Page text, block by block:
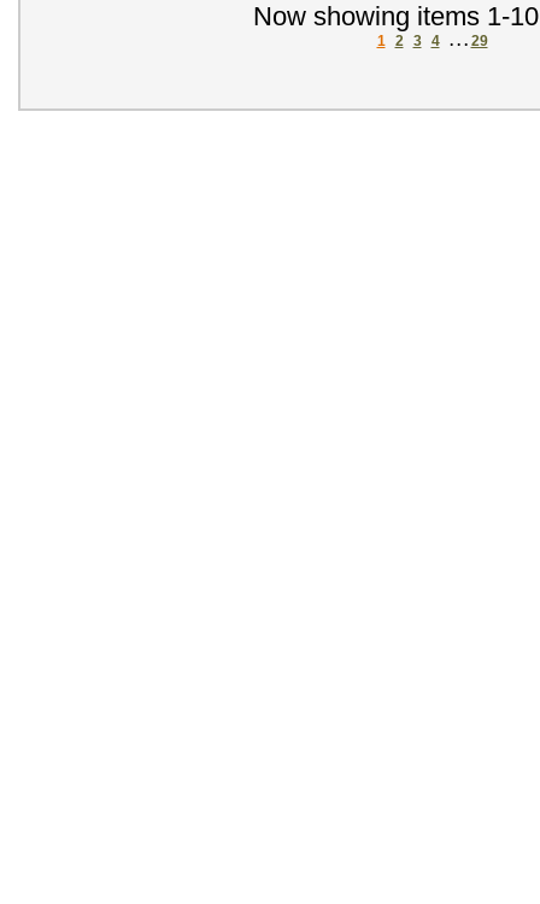
Now showing items 1-
1 2 3 4 . . . 29